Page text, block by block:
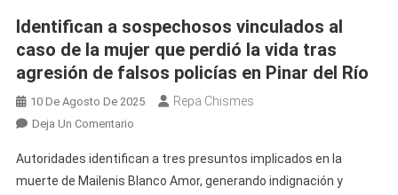
Identifican a sospechosos vinculados al
caso de la mujer que perdió la vida tras
agresión de falsos policías en Pinar del Río
10 De Agosto De 2025 Repa Chismes
Deja Un ComentarioEn
A
Sospechosos
Autoridades identifican a tres presuntos implicados en la
muerte de Mailenis Blanco Amor, generando indignación y